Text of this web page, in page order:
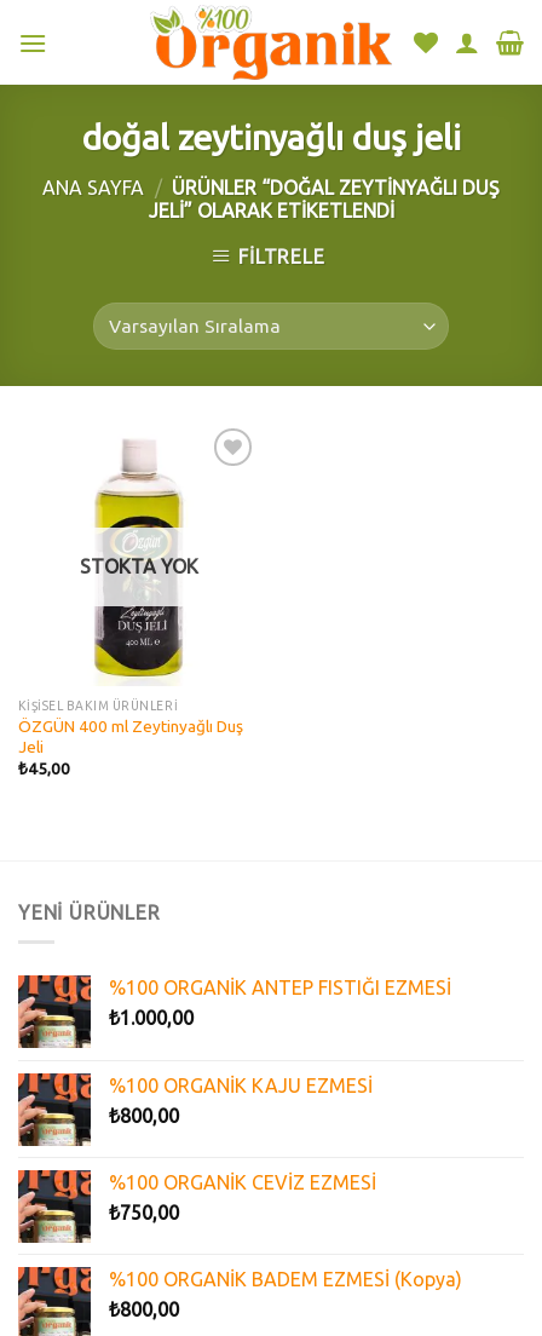
doğal zeytinyağlı duş jeli
ANA SAYFA / ÜRÜNLER “DOĞAL ZEYTINYAĞLI DUŞ
JELI” OLARAK ETIKETLENDI
FILTRELE
STOKTA YOK
KİŞİSEL BAKIM ÜRÜNLERİ
ÖZGÜN 400 ml Zeytinyağlı Duş
Jeli
₺45,00
YENİ ÜRÜNLER
%100 ORGANİK ANTEP FISTIĞI EZMESİ
₺1.000,00
%100 ORGANİK KAJU EZMESİ
₺800,00
%100 ORGANİK CEVİZ EZMESİ
₺750,00
%100 ORGANİK BADEM EZMESİ (Kopya)
₺800,00